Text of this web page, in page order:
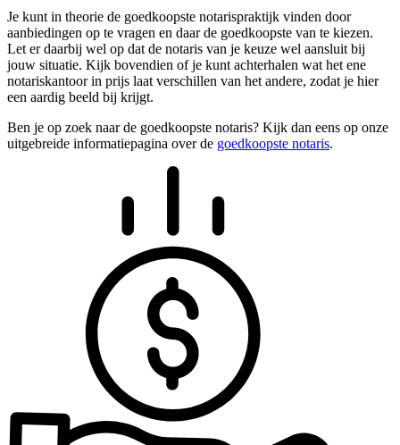
Je kunt in theorie de goedkoopste notarispraktijk vinden door
aanbiedingen op te vragen en daar de goedkoopste van te kiezen.
Let er daarbij wel op dat de notaris van je keuze wel aansluit bij
jouw situatie. Kijk bovendien of je kunt achterhalen wat het ene
notariskantoor in prijs laat verschillen van het andere, zodat je hier
een aardig beeld bij krijgt.
Ben je op zoek naar de goedkoopste notaris? Kijk dan eens op onze
uitgebreide informatiepagina over de goedkoopste notaris.